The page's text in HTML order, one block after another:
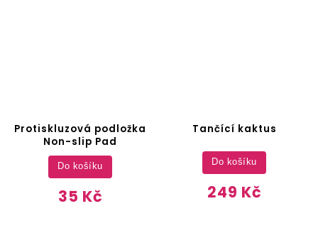
Protiskluzová podložka
Non-slip Pad
35 Kč
Do košíku
Tančící kaktus
249 Kč
Do košíku